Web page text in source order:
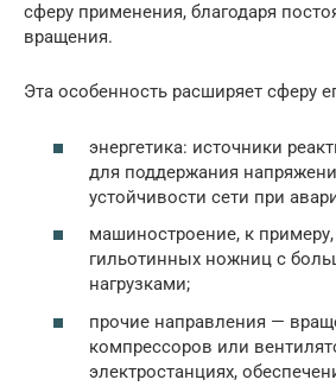
сферу применения, благодаря
вращения.
Эта особенность расширяет сферу
энергетика: источники
для поддержания
устойчивости сети при
машиностроение, к
гильотинных ножниц с
нагрузками;
прочие направления —
компрессоров или
электростанциях,